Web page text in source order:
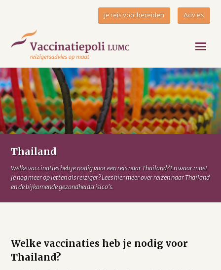
je reis voorbereiden Advies
Thailand
Welke vaccinaties heb je nodig voor een reis naar Thailand? En waar moet
je nog meer op letten als reiziger? Lees hier meer over reizen naar Thailand
en de bijkomende gezondheidsrisico's.
Welke vaccinaties heb je nodig voor
Thailand?